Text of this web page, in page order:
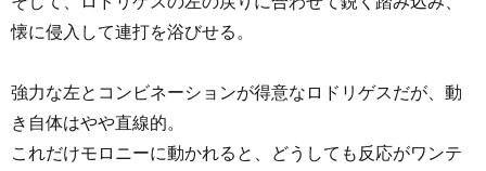
懐に侵入して連打を浴びせる。
強力な左とコンビネーションが得意なロドリゲスだが、動
き自体はやや直線的。
これだけモロニーに動かれると、どうしても反応がワンテ